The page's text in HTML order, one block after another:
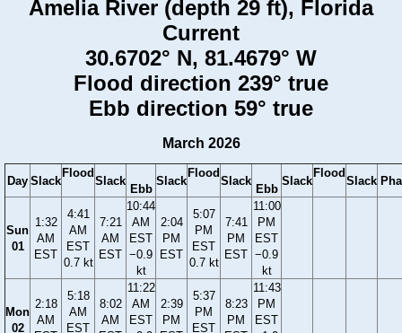
Amelia River (depth 29 ft), Florida
Current
30.6702° N, 81.4679° W
Flood direction 239° true
Ebb direction 59° true
March 2026
Day Slack
Flood
Slack
Ebb
Slack
Flood
Slack
Ebb
Slack
Flood
Slack
Sun
01
1:32
AM
EST
4:41
AM
EST
0.7 kt
7:21
AM
EST
10:44
AM
EST
−0.9
kt
2:04
PM
EST
5:07
PM
EST
0.7 kt
7:41
PM
EST
11:00
PM
EST
−0.9
kt
Mon
02
2:18
AM
5:18
AM
EST
8:02
AM
11:22
AM
EST
2:39
PM
5:37
PM
EST
8:23
PM
11:43
PM
EST